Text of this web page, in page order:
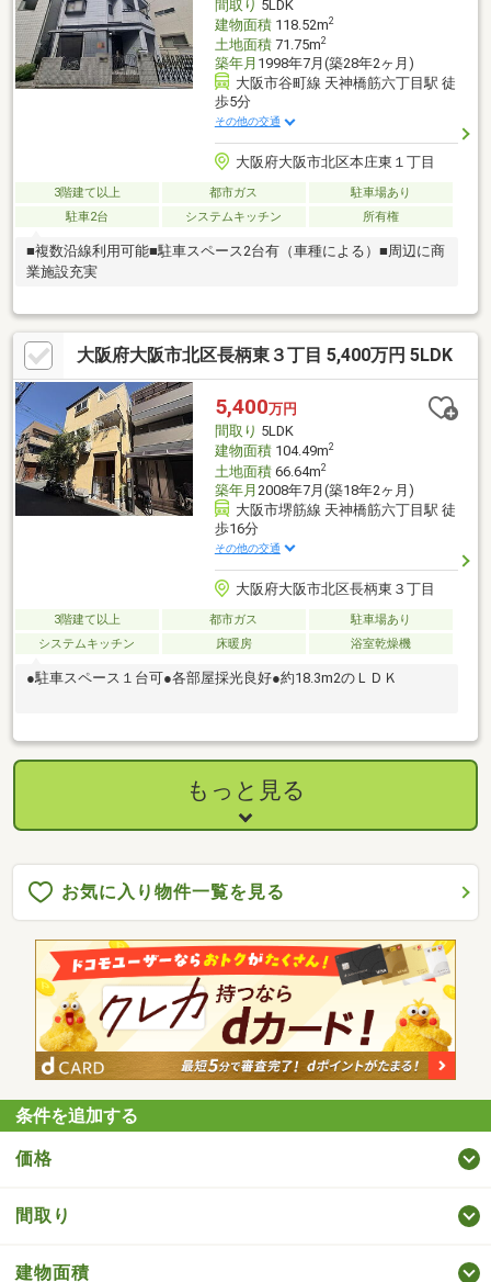
間取り 5LDK
建物面積118.52m2
土地面積71.75m2
築年月 1998年7月(築28年2ヶ月)
大阪市谷町線 天神橋筋六丁目駅 徒
歩5分
その他の交通
大阪府大阪市北区本庄東１丁目
3階建て以上 都市ガス
駐車場あり
駐車2台
システムキッチン 所有権
■複数沿線利用可能■駐車スペース2台有（車種による）■周辺に商
業施設充実
大阪府大阪市北区長柄東３丁目 5,400万円 5LDK
5,400万円
間取り 5LDK
建物面積104.49m2
土地面積66.64m2
築年月 2008年7月(築18年2ヶ月)
大阪市堺筋線 天神橋筋六丁目駅 徒
歩16分
その他の交通
大阪府大阪市北区長柄東３丁目
3階建て以上 都市ガス
駐車場あり
システムキッチン
床暖房 浴室乾燥機
●駐車スペース１台可●各部屋採光良好●約18.3m2のＬＤＫ
もっと見る
お気に入り物件一覧を見る
条件を追加する
価格
間取り
建物面積